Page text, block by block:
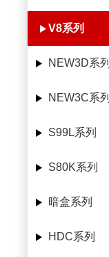
V8系列
NEW3D系列
NEW3C系列
S99L系列
S80K系列
暗盒系列
HDC系列